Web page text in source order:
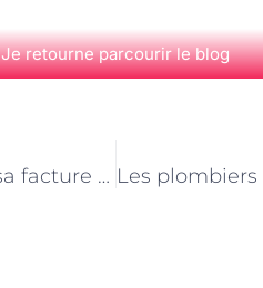
Je retourne parcourir le blog
Les astuces pour réduire sa facture de plomberie à Paris